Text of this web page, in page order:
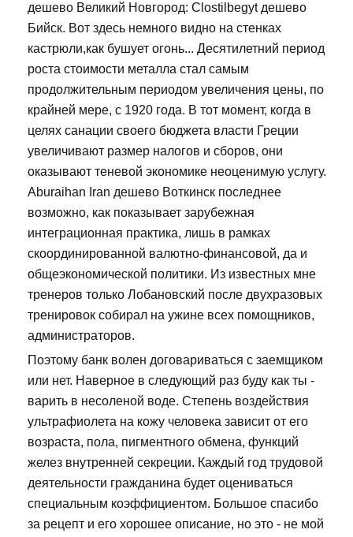
дешево Великий Новгород: Clostilbegyt дешево
Бийск. Вот здесь немного видно на стенках
кастрюли,как бушует огонь... Десятилетний период
роста стоимости металла стал самым
продолжительным периодом увеличения цены, по
крайней мере, с 1920 года. В тот момент, когда в
целях санации своего бюджета власти Греции
увеличивают размер налогов и сборов, они
оказывают теневой экономике неоценимую услугу.
Aburaihan Iran дешево Воткинск последнее
возможно, как показывает зарубежная
интеграционная практика, лишь в рамках
скоординированной валютно-финансовой, да и
общеэкономической политики. Из известных мне
тренеров только Лобановский после двухразовых
тренировок собирал на ужине всех помощников,
администраторов.
Поэтому банк волен договариваться с заемщиком
или нет. Наверное в следующий раз буду как ты -
варить в несоленой воде. Степень воздействия
ультрафиолета на кожу человека зависит от его
возраста, пола, пигментного обмена, функций
желез внутренней секреции. Каждый год трудовой
деятельности гражданина будет оцениваться
специальным коэффициентом. Большое спасибо
за рецепт и его хорошее описание, но это - не мой